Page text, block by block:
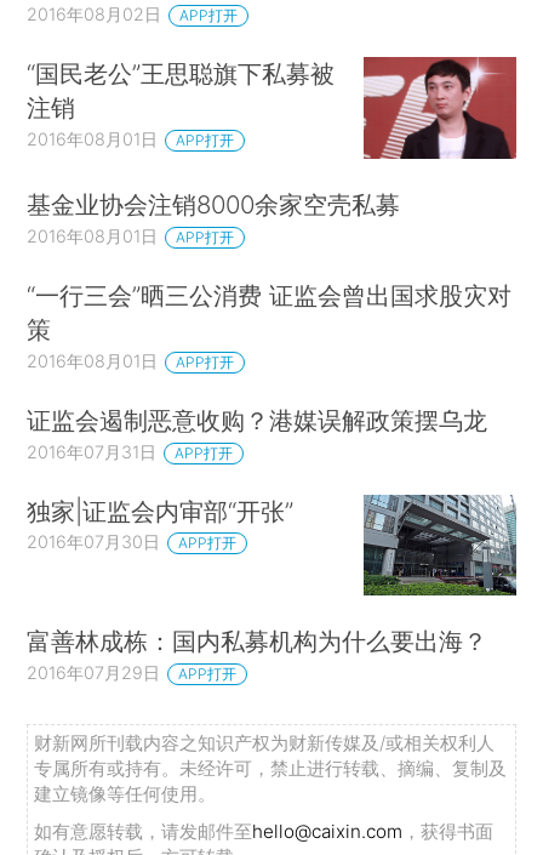
2016年08月02日 APP打开
“国民老公”王思聪旗下私募被
注销
2016年08月01日 APP打开
基金业协会注销8000余家空壳私募
2016年08月01日 APP打开
“一行三会”晒三公消费 证监会曾出国求股灾对
策
2016年08月01日 APP打开
证监会遏制恶意收购？港媒误解政策摆乌龙
2016年07月31日 APP打开
独家|证监会内审部“开张”
2016年07月30日 APP打开
富善林成栋：国内私募机构为什么要出海？
2016年07月29日 APP打开
财新网所刊载内容之知识产权为财新传媒及/或相关权利人
专属所有或持有。未经许可，禁止进行转载、摘编、复制及
建立镜像等任何使用。
如有意愿转载，请发邮件至hello@caixin.com ，获得书面